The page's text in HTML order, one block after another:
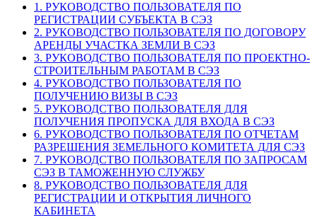
1. РУКОВОДСТВО ПОЛЬЗОВАТЕЛЯ ПО
РЕГИСТРАЦИИ СУБЪЕКТА В СЭЗ
2. РУКОВОДСТВО ПОЛЬЗОВАТЕЛЯ ПО ДОГОВОРУ
АРЕНДЫ УЧАСТКА ЗЕМЛИ В СЭЗ
3. РУКОВОДСТВО ПОЛЬЗОВАТЕЛЯ ПО ПРОЕКТНО-
СТРОИТЕЛЬНЫМ РАБОТАМ В СЭЗ
4. РУКОВОДСТВО ПОЛЬЗОВАТЕЛЯ ПО
ПОЛУЧЕНИЮ ВИЗЫ В СЭЗ
5. РУКОВОДСТВО ПОЛЬЗОВАТЕЛЯ ДЛЯ
ПОЛУЧЕНИЯ ПРОПУСКА ДЛЯ ВХОДА В СЭЗ
6. РУКОВОДСТВО ПОЛЬЗОВАТЕЛЯ ПО ОТЧЕТАМ
РАЗРЕШЕНИЯ ЗЕМЕЛЬНОГО КОМИТЕТА ДЛЯ СЭЗ
7. РУКОВОДСТВО ПОЛЬЗОВАТЕЛЯ ПО ЗАПРОСАМ
СЭЗ В ТАМОЖЕННУЮ СЛУЖБУ
8. РУКОВОДСТВО ПОЛЬЗОВАТЕЛЯ ДЛЯ
РЕГИСТРАЦИИ И ОТКРЫТИЯ ЛИЧНОГО
КАБИНЕТА